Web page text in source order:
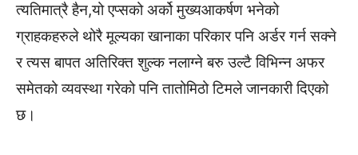
त्यतिमात्रै हैन,यो एप्सको अर्को मुख्यआकर्षण भनेको
ग्राहकहरुले थोरै मूल्यका खानाका परिकार पनि अर्डर गर्न सक्ने
र त्यस बापत अतिरिक्त शुल्क नलाग्ने बरु उल्टै विभिन्न अफर
समेतको व्यवस्था गरेको पनि तातोमिठो टिमले जानकारी दिएको
छ।